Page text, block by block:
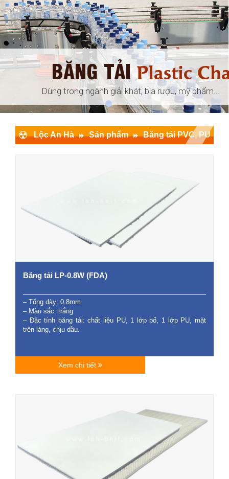
đóng gói, ...
BĂNG TẢIPlastic
Dùng trong ngành giải khát, bia rượu, mỹ phẩm...
Lộc An Hà Sản phẩm Băng tải PVC, PU
Băng tải LP-0.8W (FDA)
– Tổng dày: 0.8mm
– Màu sắc: trắng
– Đặc tính băng tải: chất liệu PU, 1 lớp bố, 1 lớp PU, mặt
trên láng, chịu dầu.
Xem chi tiết